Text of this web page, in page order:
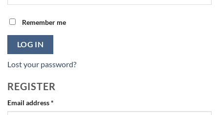
Remember me
LOG IN
Lost your password?
REGISTER
Email address*